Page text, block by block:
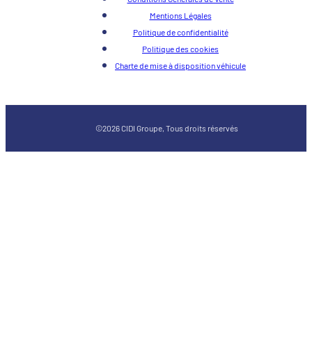
Mentions Légales
Politique de confidentialité
Politique des cookies
Charte de mise à disposition véhicule
©2026 CIDI Groupe, Tous droits réservés